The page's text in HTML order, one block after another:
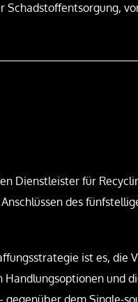
Dienstleister für
des
ist es, die
und
dem Single-